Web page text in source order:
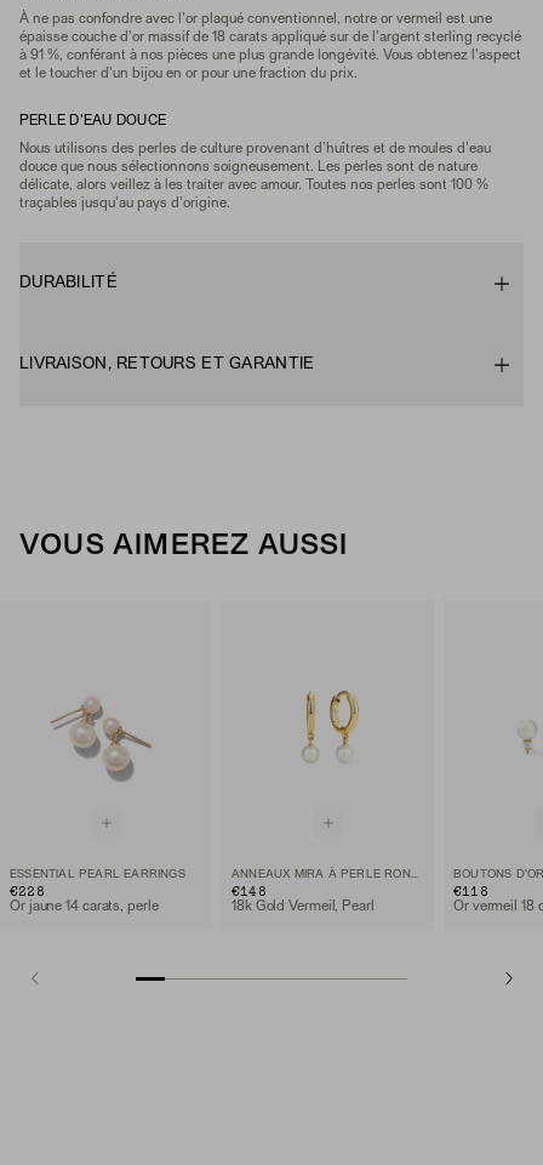
À ne pas confondre avec l'or plaqué conventionnel, notre or vermeil est une
épaisse couche d'or massif de 18 carats appliqué sur de l'argent sterling recyclé
à 91 %, conférant à nos pièces une plus grande longévité. Vous obtenez l'aspect
et le toucher d'un bijou en or pour une fraction du prix.
PERLE D'EAU DOUCE
Nous utilisons des perles de culture provenant d’huîtres et de moules d’eau
douce que nous sélectionnons soigneusement. Les perles sont de nature
délicate, alors veillez à les traiter avec amour. Toutes nos perles sont 100 %
traçables jusqu'au pays d'origine.
DURABILITÉ
LIVRAISON, RETOURS ET GARANTIE
VOUS AIMEREZ AUSSI
ESSENTIAL PEARL EARRINGS
€228
Or jaune 14 carats, perle
ANNEAUX MIRA À PERLE RONDE
€148
18k Gold Vermeil, Pearl
€118